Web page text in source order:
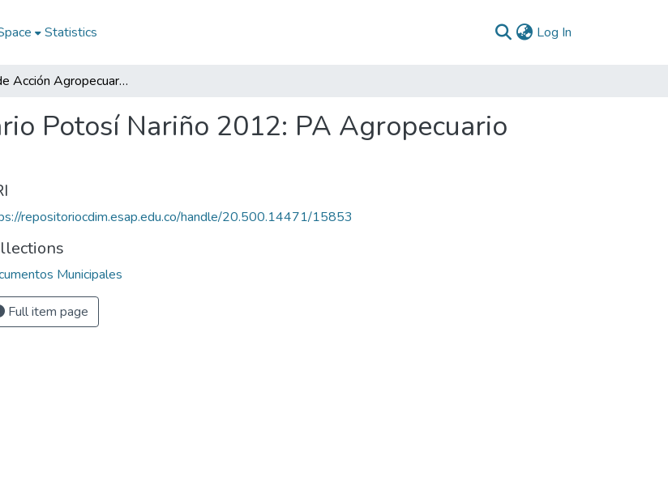
Statistics Log In
Plan de Acción Agropecuario Potosí Nariño 2012: PA Agropecuario Potosí Nariño 2012
Potosí Nariño 2012: PA Agropecuario
repositoriocdim.esap.edu.co/handle/20.500.14471/15853
Municipales
Full item page